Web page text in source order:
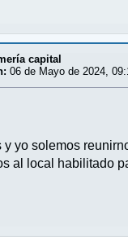
capital
06 de Mayo de 2024,
y yo solemos
al local habilitado